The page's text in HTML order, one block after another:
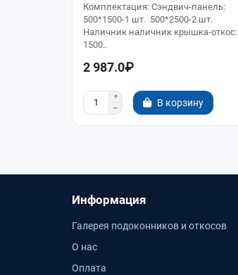
Комплектация: Сэндвич-панель:
500*1500-1 шт. 500*2500-2 шт.
Наличник наличник крышка-откос:
1500..
2 987.0₽
В корзину
Информация
Галерея подоконников и откосов
О нас
Оплата